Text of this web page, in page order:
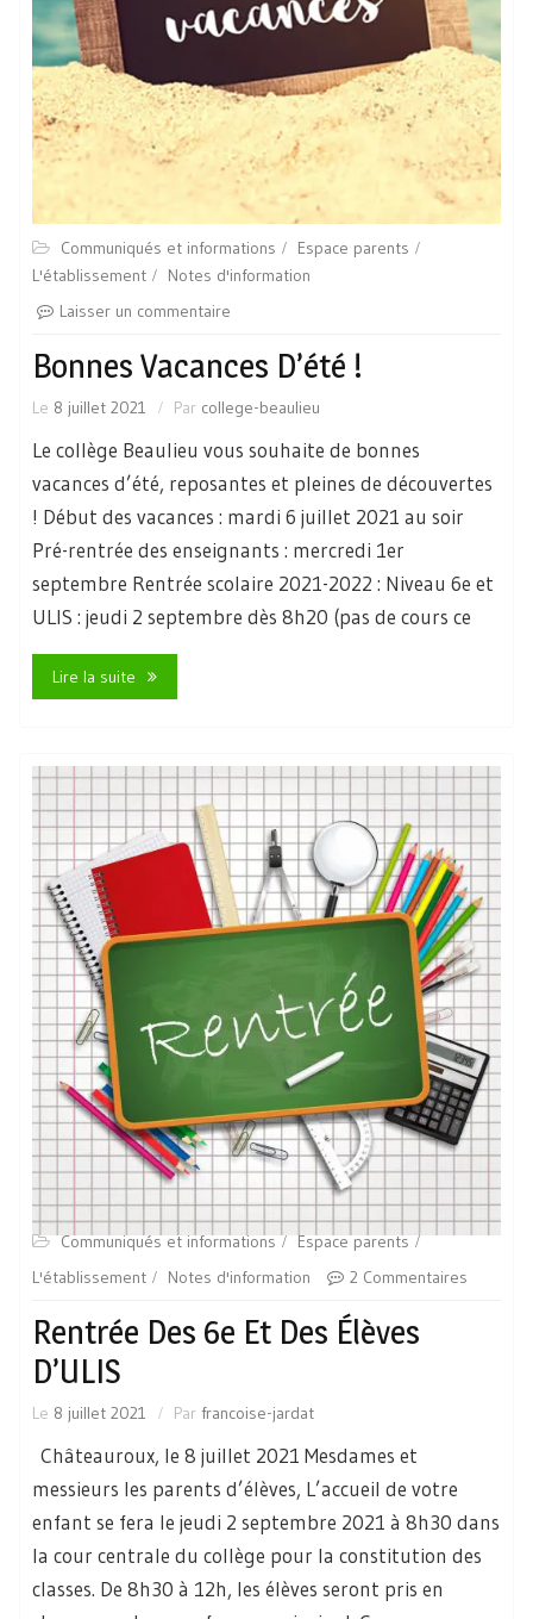
Communiqués et informations
Espace parents
L'établissement
Notes d'information
Laisser un commentaire
Bonnes Vacances D’été !
Le 8 juillet 2021 Par college-beaulieu
Le collège Beaulieu vous souhaite de bonnes
vacances d’été, reposantes et pleines de découvertes
! Début des vacances : mardi 6 juillet 2021 au soir
Pré-rentrée des enseignants : mercredi 1er
septembre Rentrée scolaire 2021-2022 : Niveau 6e et
ULIS : jeudi 2 septembre dès 8h20 (pas de cours ce
Lire la suite
Communiqués et informations
Espace parents
L'établissement
Notes d'information 2 Commentaires
Rentrée Des 6e Et Des Élèves
D’ULIS
Le 8 juillet 2021 Par francoise-jardat
Châteauroux, le 8 juillet 2021 Mesdames et
messieurs les parents d’élèves, L’accueil de votre
enfant se fera le jeudi 2 septembre 2021 à 8h30 dans
la cour centrale du collège pour la constitution des
classes. De 8h30 à 12h, les élèves seront pris en